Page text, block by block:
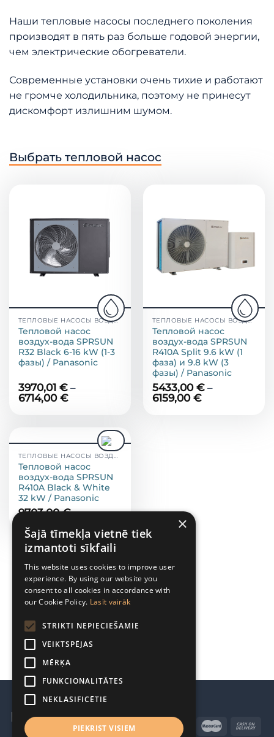
Наши тепловые насосы последнего поколения
производят в пять раз больше годовой энергии,
чем электрические обогреватели.
Современные установки очень тихие и работают
не громче холодильника, поэтому не принесут
дискомфорт излишним шумом.
Выбрать тепловой насос
ТЕПЛОВЫЕ НАСОСЫ ВОЗДУХ-ВОДА
Тепловой насос
воздух-вода SPRSUN
R32 Black 6-16 kW (1-3
фазы) / Panasonic
3970,01 €–
6714,00 €
ТЕПЛОВЫЕ НАСОСЫ ВОЗДУХ-ВОДА
Тепловой насос
воздух-вода SPRSUN
R410A Split 9.6 kW (1
фаза) и 9.8 kW (3
фазы) / Panasonic
5433,00 €–
6159,00 €
ТЕПЛОВЫЕ НАСОСЫ ВОЗДУХ-ВОДА
Тепловой насос
воздух-вода SPRSUN
R410A Black & White
32 kW / Panasonic
9703,00€
КАТАЛОГ
×
Šajā tīmekļa vietnē tiek
izmantoti sīkfaili
This website uses cookies to improve user
experience. By using our website you
consent to all cookies in accordance with
our Cookie Policy. Lasīt vairāk
STRIKTI NEPIECIEŠAMIE
VEIKTSPĒJAS
MĒRĶA
FUNKCIONALITĀTES
NEKLASIFICĒTIE
PIEKRIST VISIEM